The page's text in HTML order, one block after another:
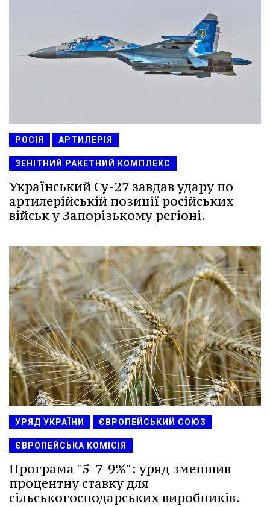
РОСІЯ АРТИЛЕРІЯ
ЗЕНІТНИЙ РАКЕТНИЙ КОМПЛЕКС
Український Су-27 завдав удару по
артилерійській позиції російських
військ у Запорізькому регіоні.
УРЯД УКРАЇНИ ЄВРОПЕЙСЬКИЙ СОЮЗ
ЄВРОПЕЙСЬКА КОМІСІЯ
Програма "5-7-9%": уряд зменшив
процентну ставку для
сільськогосподарських виробників.